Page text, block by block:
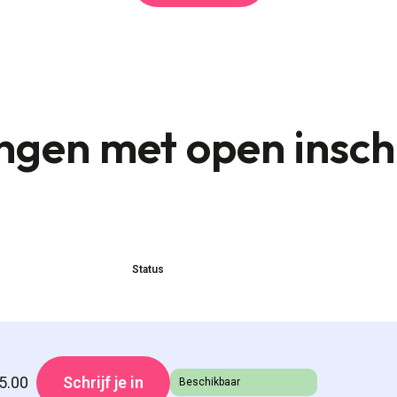
met open
Status
Schrijf je in